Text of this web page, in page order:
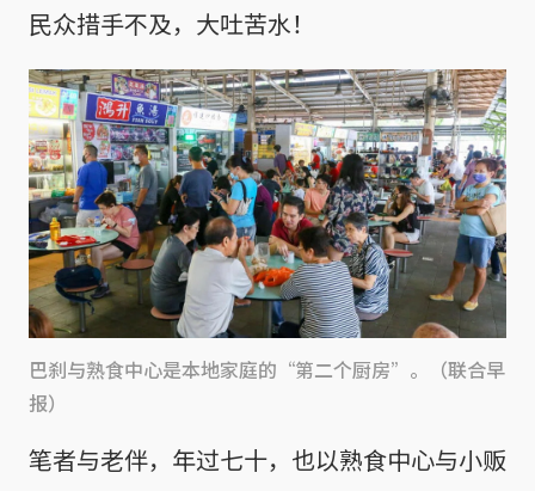
民众措手不及，大吐苦水！
巴刹与熟食中心是本地家庭的“第二个厨房”。（联合早
报）
笔者与老伴，年过七十，也以熟食中心与小贩